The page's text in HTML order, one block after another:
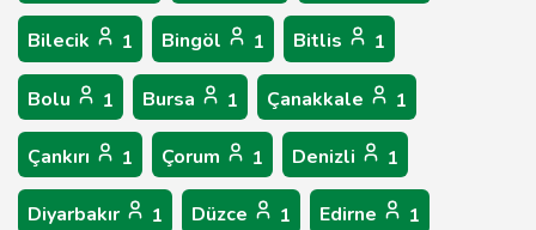
Bilecik 1 Bingöl 1 Bitlis 1
Bolu 1 Bursa 1 Çanakkale 1
Çankırı 1 Çorum 1 Denizli 1
Diyarbakır 1 Düzce 1 Edirne 1